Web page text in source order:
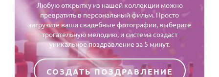
Любую открытку из нашей коллекции можно
превратить в персональный фильм. Просто
загрузите ваши свадебные фотографии, выберите
трогательную мелодию, и система создаст
уникальное поздравление за 5 минут.
СОЗДАТЬ ПОЗДРАВЛЕНИЕ